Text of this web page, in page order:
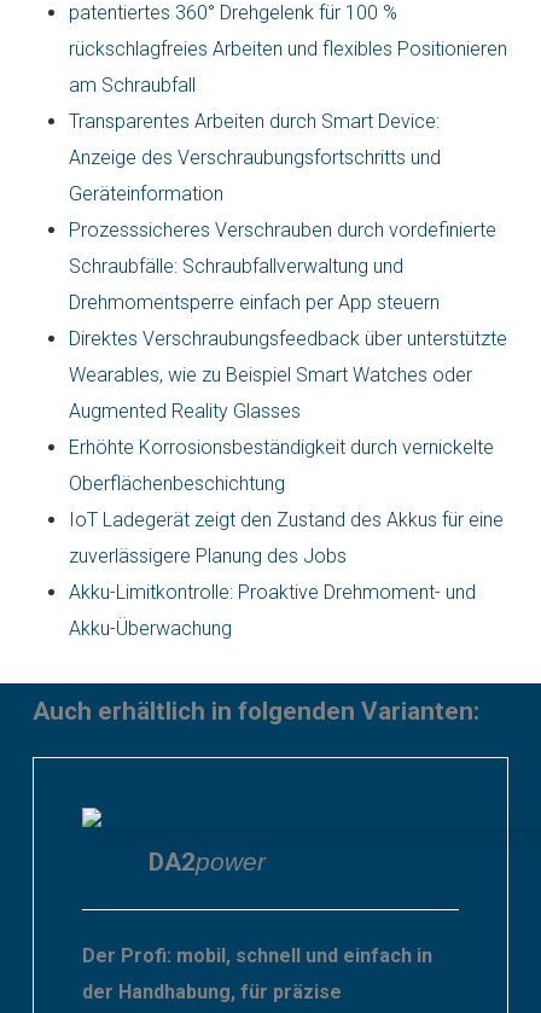
patentiertes 360° Drehgelenk für 100 %
rückschlagfreies Arbeiten und flexibles Positionieren
am Schraubfall
Transparentes Arbeiten durch Smart Device:
Anzeige des Verschraubungsfortschritts und
Geräteinformation
Prozesssicheres Verschrauben durch vordefinierte
Schraubfälle: Schraubfallverwaltung und
Drehmomentsperre einfach per App steuern
Direktes Verschraubungsfeedback über unterstützte
Wearables, wie zu Beispiel Smart Watches oder
Augmented Reality Glasses
Erhöhte Korrosionsbeständigkeit durch vernickelte
Oberflächenbeschichtung
IoT Ladegerät zeigt den Zustand des Akkus für eine
zuverlässigere Planung des Jobs
Akku-Limitkontrolle: Proaktive Drehmoment- und
Akku-Überwachung
Auch erhältlich in folgenden Varianten:
DA2power
Der Profi: mobil, schnell und einfach in
der Handhabung, für präzise